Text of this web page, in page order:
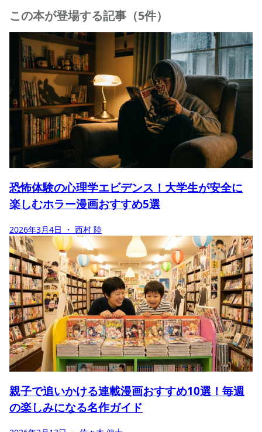
この本が登場する記事（5件）
恐怖体験の心理学エビデンス！大学生が安全に
楽しむホラー漫画おすすめ5選
2026年3月4日 ・ 西村 陸
親子で追いかける連載漫画おすすめ10選！毎週
の楽しみになる名作ガイド